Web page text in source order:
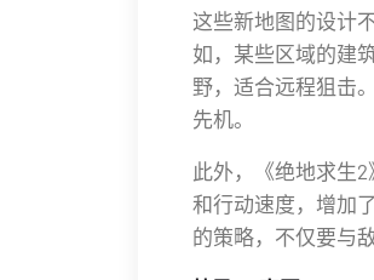
这些新地图的设计
如，某些区域的建
野，适合远程狙击
先机。
此外，《绝地求生
和行动速度，增加
的策略，不仅要与